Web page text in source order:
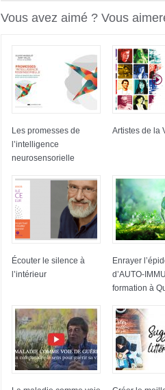
Vous avez aimé ? Vous
Les promesses de
l’intelligence
neurosensorielle
Artistes de la
Écouter le silence à
l’intérieur
Enrayer
d’AUTO-
formation à